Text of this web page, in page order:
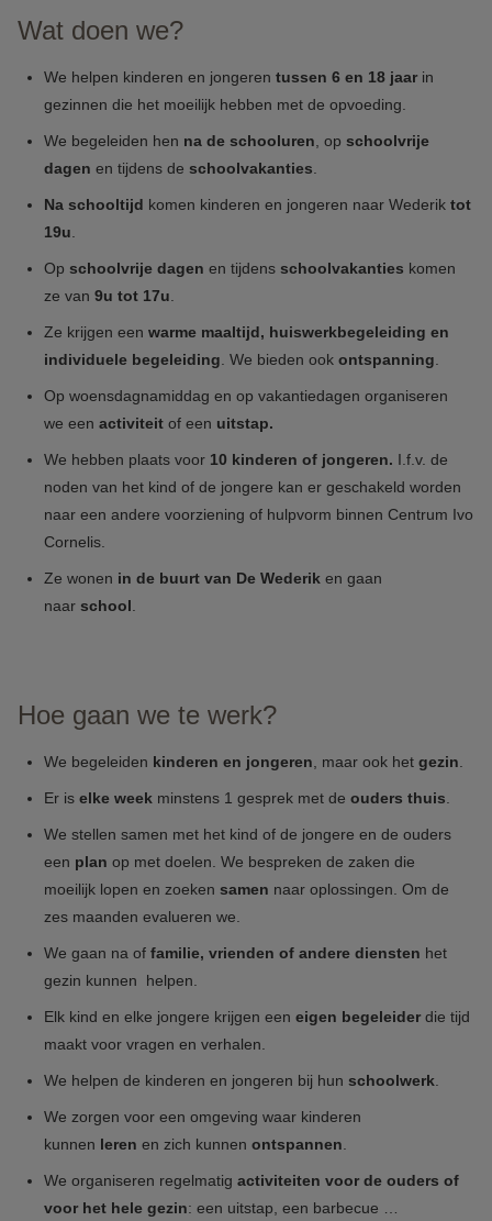
Wat doen we?
We helpen kinderen en jongeren tussen 6 en 18 jaar in
gezinnen die het moeilijk hebben met de opvoeding.
We begeleiden hen na de schooluren , op schoolvrije
dagen en tijdens de schoolvakanties
Na schooltijd komen kinderen en jongeren naar Wederik tot
19u
Op schoolvrije dagen en tijdens schoolvakanties komen
ze van 9u tot 17u
Ze krijgen een warme maaltijd, huiswerkbegeleiding en
individuele begeleiding . We bieden ook ontspanning
Op woensdagnamiddag en op vakantiedagen organiseren
we een activiteit of een uitstap.
We hebben plaats voor 10 kinderen of jongeren. I.f.v. de
noden van het kind of de jongere kan er geschakeld worden
naar een andere voorziening of hulpvorm binnen Centrum Ivo
Cornelis.
Ze wonen in de buurt van De Wederik en gaan
naar school
Hoe gaan we te werk?
We begeleiden kinderen en jongeren , maar ook het gezin
Er is elke week minstens 1 gesprek met de ouders thuis
We stellen samen met het kind of de jongere en de ouders
een plan op met doelen. We bespreken de zaken die
moeilijk lopen en zoeken samen naar oplossingen. Om de
zes maanden evalueren we.
We gaan na of familie, vrienden of andere diensten het
gezin kunnen helpen.
Elk kind en elke jongere krijgen een eigen begeleider die tijd
maakt voor vragen en verhalen.
We helpen de kinderen en jongeren bij hun schoolwerk
We zorgen voor een omgeving waar kinderen
kunnen leren en zich kunnen ontspannen
We organiseren regelmatig activiteiten voor de ouders of
voor het hele gezin: een uitstap, een barbecue …